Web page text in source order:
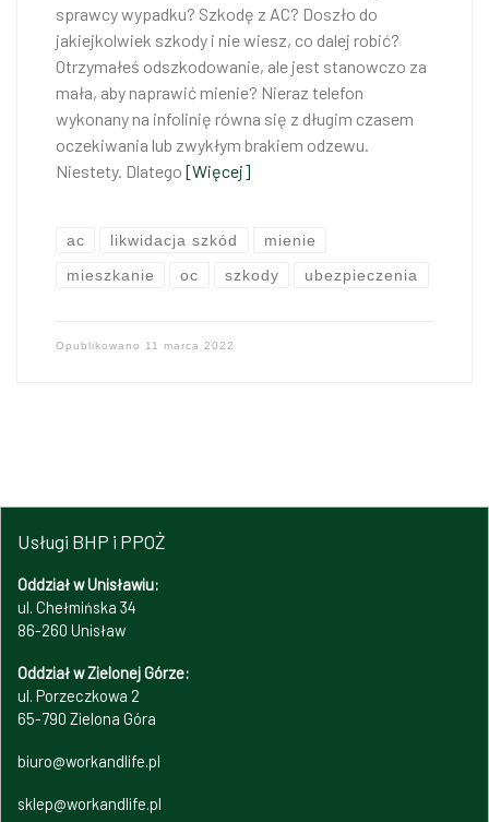
sprawcy wypadku? Szkodę z AC? Doszło do
jakiejkolwiek szkody i nie wiesz, co dalej robić?
Otrzymałeś odszkodowanie, ale jest stanowczo za
mała, aby naprawić mienie? Nieraz telefon
wykonany na infolinię równa się z długim czasem
oczekiwania lub zwykłym brakiem odzewu.
Niestety. Dlatego [Więcej]
ac likwidacja szkód mienie
mieszkanie oc szkody ubezpieczenia
Opublikowano 11 marca 2022
Usługi BHP i PPOŻ
Oddział w Unisławiu:
ul. Chełmińska 34
86-260 Unisław
Oddział w Zielonej Górze:
ul. Porzeczkowa 2
65-790 Zielona Góra
biuro@workandlife.pl
sklep@workandlife.pl